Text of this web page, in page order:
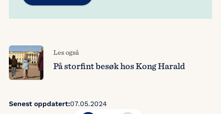
Les også
På storfint besøk hos Kong Harald
Senest oppdatert:07.05.2024